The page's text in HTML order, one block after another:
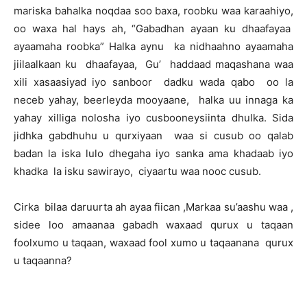
mariska bahalka noqdaa soo baxa, roobku waa karaahiyo,
oo waxa hal hays ah, “Gabadhan ayaan ku dhaafayaa
ayaamaha roobka” Halka aynu ka nidhaahno ayaamaha
jiilaalkaan ku dhaafayaa, Gu’ haddaad maqashana waa
xili xasaasiyad iyo sanboor dadku wada qabo oo la
neceb yahay, beerleyda mooyaane, halka uu innaga ka
yahay xilliga nolosha iyo cusbooneysiinta dhulka. Sida
jidhka gabdhuhu u qurxiyaan waa si cusub oo qalab
badan la iska lulo dhegaha iyo sanka ama khadaab iyo
khadka la isku sawirayo, ciyaartu waa nooc cusub.
Cirka bilaa daruurta ah ayaa fiican ,Markaa su’aashu waa ,
sidee loo amaanaa gabadh waxaad qurux u taqaan
foolxumo u taqaan, waxaad fool xumo u taqaanana qurux
u taqaanna?